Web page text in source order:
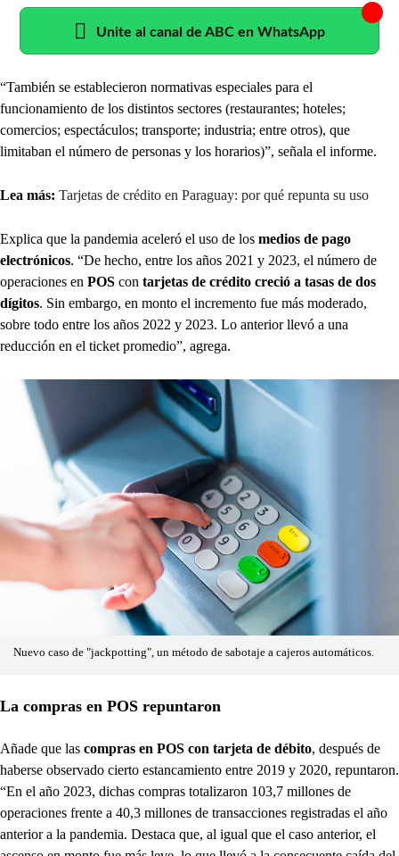
Unite al canal de ABC en WhatsApp
“También se establecieron normativas especiales para el
funcionamiento de los distintos sectores (restaurantes; hoteles;
comercios; espectáculos; transporte; industria; entre otros), que
limitaban el número de personas y los horarios)”, señala el informe.
Lea más: Tarjetas de crédito en Paraguay: por qué repunta su uso
Explica que la pandemia aceleró el uso de los medios de pago
electrónicos. “De hecho, entre los años 2021 y 2023, el número de
operaciones en POS con tarjetas de crédito creció a tasas de dos
dígitos. Sin embargo, en monto el incremento fue más moderado,
sobre todo entre los años 2022 y 2023. Lo anterior llevó a una
reducción en el ticket promedio”, agrega.
Nuevo caso de "jackpotting", un método de sabotaje a cajeros automáticos.
La compras en POS repuntaron
Añade que las compras en POS con tarjeta de débito, después de
haberse observado cierto estancamiento entre 2019 y 2020, repuntaron.
“En el año 2023, dichas compras totalizaron 103,7 millones de
operaciones frente a 40,3 millones de transacciones registradas el año
anterior a la pandemia. Destaca que, al igual que el caso anterior, el